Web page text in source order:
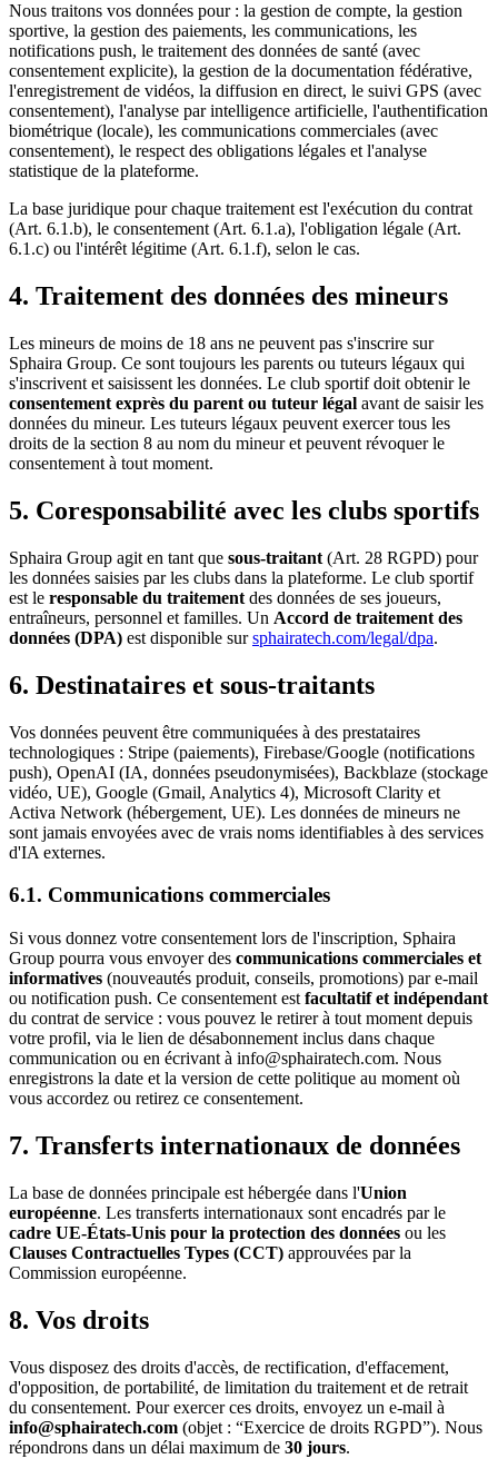
Nous traitons vos données pour : la gestion de compte, la gestion
sportive, la gestion des paiements, les communications, les
notifications push, le traitement des données de santé (avec
consentement explicite), la gestion de la documentation fédérative,
l'enregistrement de vidéos, la diffusion en direct, le suivi GPS (avec
consentement), l'analyse par intelligence artificielle, l'authentification
biométrique (locale), les communications commerciales (avec
consentement), le respect des obligations légales et l'analyse
statistique de la plateforme.
La base juridique pour chaque traitement est l'exécution du contrat
(Art. 6.1.b), le consentement (Art. 6.1.a), l'obligation légale (Art.
6.1.c) ou l'intérêt légitime (Art. 6.1.f), selon le cas.
4. Traitement des données des mineurs
Les mineurs de moins de 18 ans ne peuvent pas s'inscrire sur
Sphaira Group. Ce sont toujours les parents ou tuteurs légaux qui
s'inscrivent et saisissent les données. Le club sportif doit obtenir le
consentement exprès du parent ou tuteur légal avant de saisir les
données du mineur. Les tuteurs légaux peuvent exercer tous les
droits de la section 8 au nom du mineur et peuvent révoquer le
consentement à tout moment.
5. Coresponsabilité avec les clubs sportifs
Sphaira Group agit en tant que sous-traitant (Art. 28 RGPD) pour
les données saisies par les clubs dans la plateforme. Le club sportif
est le responsable du traitement des données de ses joueurs,
entraîneurs, personnel et familles. Un Accord de traitement des
données (DPA) est disponible sursphairatech.com/legal/dpa.
6. Destinataires et sous-traitants
Vos données peuvent être communiquées à des prestataires
technologiques : Stripe (paiements), Firebase/Google (notifications
push), OpenAI (IA, données pseudonymisées), Backblaze (stockage
vidéo, UE), Google (Gmail, Analytics 4), Microsoft Clarity et
Activa Network (hébergement, UE). Les données de mineurs ne
sont jamais envoyées avec de vrais noms identifiables à des services
d'IA externes.
6.1. Communications commerciales
Si vous donnez votre consentement lors de l'inscription, Sphaira
Group pourra vous envoyer des communications commerciales et
informatives (nouveautés produit, conseils, promotions) par e-mail
ou notification push. Ce consentement est facultatif et indépendant
du contrat de service : vous pouvez le retirer à tout moment depuis
votre profil, via le lien de désabonnement inclus dans chaque
communication ou en écrivant à info@sphairatech.com. Nous
enregistrons la date et la version de cette politique au moment où
vous accordez ou retirez ce consentement.
7. Transferts internationaux de données
La base de données principale est hébergée dans l'Union
européenne. Les transferts internationaux sont encadrés par le
cadre UE-États-Unis pour la protection des données ou les
Clauses Contractuelles Types (CCT) approuvées par la
Commission européenne.
8. Vos droits
Vous disposez des droits d'accès, de rectification, d'effacement,
d'opposition, de portabilité, de limitation du traitement et de retrait
du consentement. Pour exercer ces droits, envoyez un e-mail à
info@sphairatech.com (objet : “Exercice de droits RGPD”). Nous
répondrons dans un délai maximum de 30 jours.